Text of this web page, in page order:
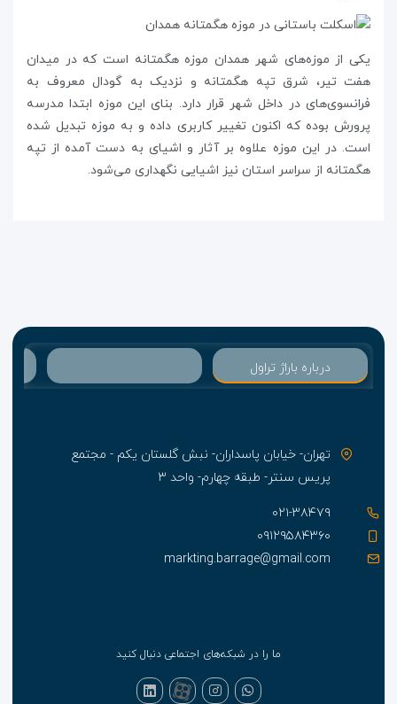
یکی از موزه‌های شهر همدان موزه‌ هگمتانه است که در میدان
هفت تیر، شرق تپه هگمتانه و نزدیک به گودال معروف به
فرانسوی‌های در داخل شهر قرار دارد. بنای این موزه ابتدا مدرسه‌
پرورش بوده که اکنون تغییر کاربری داده و به موزه تبدیل شده
است. در این موزه علاوه بر آثار و اشیای به دست آمده از تپه
هگمتانه از سراسر استان نیز اشیایی نگهداری می‌شود.
درباره باراژ تراول
تهران- خیابان پاسداران- نبش گلستان یکم - مجتمع
پریس سنتر- طبقه چهارم- واحد ۳
۰۲۱-۳۸۴۷۹
۰۹۱۲۹۵۸۴۳۶۰
markting.barrage@gmail.com
ما را در شبکه‌های اجتماعی دنبال کنید